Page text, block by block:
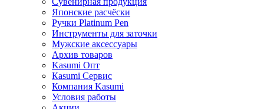
Японские расчёски
Ручки Platinum Pen
Инструменты для заточки
Мужские аксессуары
Архив товаров
Kasumi Опт
Кasumi Сервис
Компания Kasumi
Условия работы